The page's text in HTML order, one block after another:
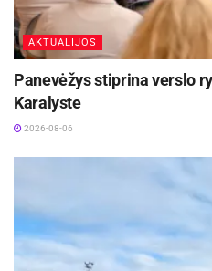
nurodomas siekis 2033 m.
balus.
AKTUALIJOS
Panevėžys stiprina verslo
Karalyste
2026-08-06